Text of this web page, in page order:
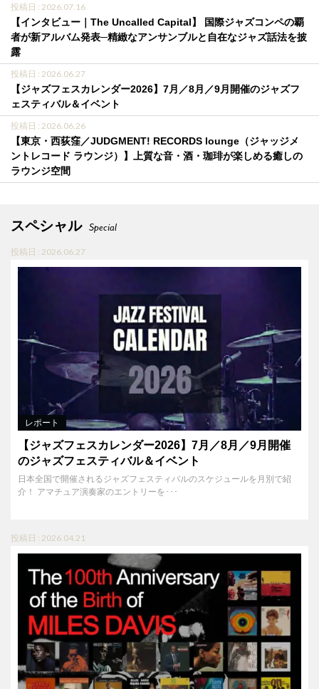
投稿日 : 2026.07.16
【インタビュー｜The Uncalled Capital】 国際ジャズコンペの覇
者が新アルバム発表─精緻なアンサンブルと自在なジャズ話法を披
露
投稿日 : 2026.06.27
【ジャズフェスカレンダー2026】7月／8月／9月開催のジャズフ
ェスティバル＆イベント
投稿日 : 2026.06.26
【東京・西荻窪／JUDGMENT! RECORDS lounge（ジャッジメ
ントレコード ラウンジ）】上質な音・酒・珈琲が楽しめる癒しの
ラウンジ空間
スペシャル Special
投稿日 : 2026.06.27
レポート
【ジャズフェスカレンダー2026】7月／8月／9月開催
のジャズフェスティバル＆イベント
日本全国で開催されるジャズフェスティバルのスケジュールを月別で紹
介！ アマチュア演奏家のエントリーを･･･
投稿日 : 2026.04.21